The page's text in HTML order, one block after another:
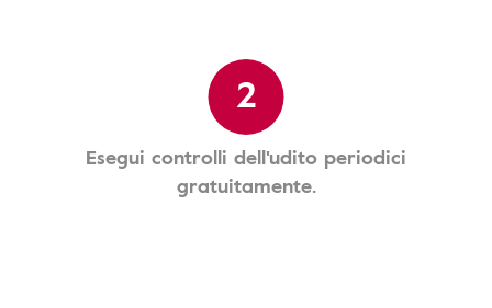
2
Esegui controlli dell'udito periodici
gratuitamente.